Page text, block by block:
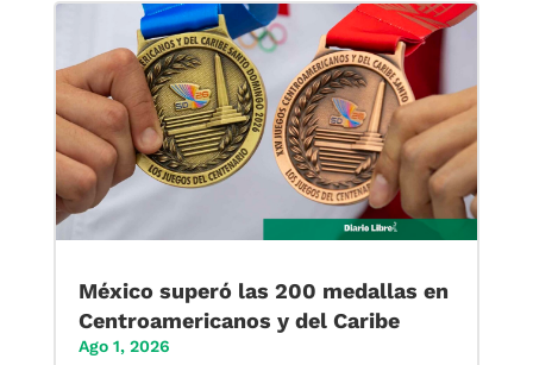
México superó las 200 medallas en
Centroamericanos y del Caribe
Ago 1, 2026